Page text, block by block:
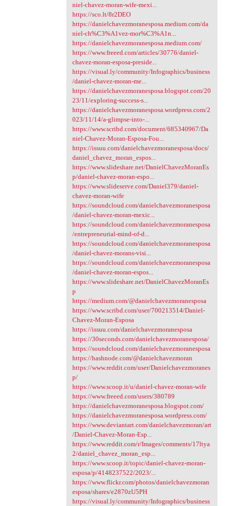
niel-chavez-moran-wife-mexi...
https://sco.lt/8r2DEO
https://danielchavezmoranesposa.medium.com/da
niel-ch%C3%A1vez-mor%C3%A1n...
https://danielchavezmoranesposa.medium.com/
https://www.freeed.com/articles/30776/daniel-
chavez-moran-esposa-preside...
https://visual.ly/community/Infographics/business
/daniel-chavez-moran-me...
https://danielchavezmoranesposa.blogspot.com/20
23/11/exploring-success-s...
https://danielchavezmoranesposa.wordpress.com/2
023/11/14/a-glimpse-into-...
https://www.scribd.com/document/685340967/Da
niel-Chavez-Moran-Esposa-Fou...
https://issuu.com/danielchavezmoranesposa/docs/
daniel_chavez_moran_espos...
https://www.slideshare.net/DanielChavezMoranEs
p/daniel-chavez-moran-espo...
https://www.slideserve.com/Daniel379/daniel-
chavez-moran-wife
https://soundcloud.com/danielchavezmoranesposa
/daniel-chavez-moran-mexic...
https://soundcloud.com/danielchavezmoranesposa
/entrepreneurial-mind-of-d...
https://soundcloud.com/danielchavezmoranesposa
/daniel-chavez-morans-visi...
https://soundcloud.com/danielchavezmoranesposa
/daniel-chavez-moran-espos...
https://www.slideshare.net/DanielChavezMoranEs
p
https://medium.com/@danielchavezmoranesposa
https://www.scribd.com/user/700213514/Daniel-
Chavez-Moran-Esposa
https://issuu.com/danielchavezmoranesposa
https://30seconds.com/danielchavezmoranesposa/
https://soundcloud.com/danielchavezmoranesposa
https://hashnode.com/@danielchavezmoran
https://www.reddit.com/user/Danielchavezmoranes
p/
https://www.scoop.it/u/daniel-chavez-moran-wife
https://www.freeed.com/users/380789
https://danielchavezmoranesposa.blogspot.com/
https://danielchavezmoranesposa.wordpress.com/
https://www.deviantart.com/danielchavezmoran/art
/Daniel-Chavez-Moran-Esp...
https://www.reddit.com/r/Images/comments/17ltya
2/daniel_chavez_moran_esp...
https://www.scoop.it/topic/daniel-chavez-moran-
esposa/p/4148237522/2023/...
https://www.flickr.com/photos/danielchavezmoran
esposa/shares/e2870zU5PH
https://visual.ly/community/Infographics/business